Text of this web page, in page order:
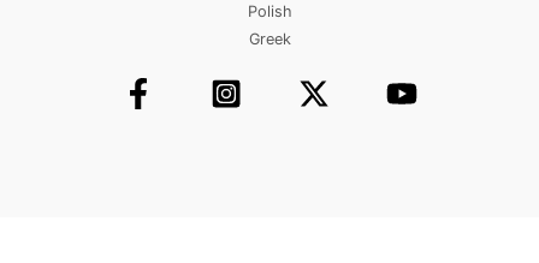
Polish
Greek